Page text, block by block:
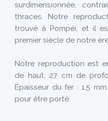
surdimensionnée,
thraces. Notre
trouvé à Pompéi, et il
premier siècle de notre
Notre reproduction est
de haut, 27 cm de
Épaisseur du fer : 1.5
pour être porté.